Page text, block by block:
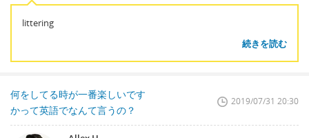
littering
続きを読む
何をしてる時が一番楽しいです
かって英語でなんて言うの？
2019/07/31 20:30